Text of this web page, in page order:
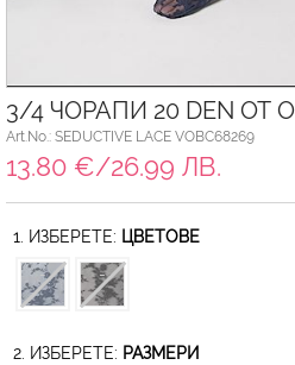
3/4 ЧОРАПИ 20 DEN ОТ
Art.No.: SEDUCTIVE LACE VOBC68269
13.80 €/26.99 ЛВ.
1. ИЗБЕРЕТЕ: ЦВЕТОВЕ
2. ИЗБЕРЕТЕ: РАЗМЕРИ